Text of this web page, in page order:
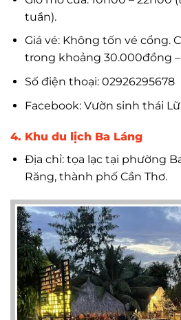
tuần).
Giá vé: Không tốn vé cổng.
trong khoảng 30.000đồng
Số điện thoại: 02926295678
Facebook: Vườn sinh thái
4. Khu du lịch Ba Láng
Địa chỉ: tọa lạc tại phường
Răng, thành phố Cần Thơ.